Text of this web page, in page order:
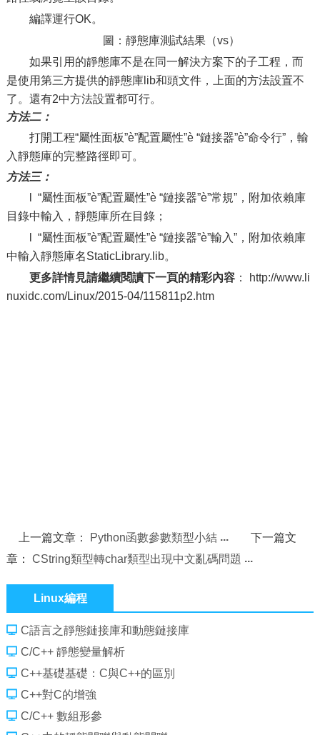
編譯運行OK。
圖：靜態庫測試結果（vs）
如果引用的靜態庫不是在同一解決方案下的子工程，而
是使用第三方提供的靜態庫lib和頭文件，上面的方法設置不
了。還有2中方法設置都可行。
方法二：
打開工程“屬性面板”è”配置屬性”è “鏈接器”è”命令行”，輸
入靜態庫的完整路徑即可。
方法三：
l “屬性面板”è”配置屬性”è “鏈接器”è”常規”，附加依賴庫
目錄中輸入，靜態庫所在目錄；
l “屬性面板”è”配置屬性”è “鏈接器”è”輸入”，附加依賴庫
中輸入靜態庫名StaticLibrary.lib。
更多詳情見請繼續閱讀下一頁的精彩內容： http://www.li
nuxidc.com/Linux/2015-04/115811p2.htm
上一篇文章： Python函數參數類型小結
下一篇文
章： CString類型轉char類型出現中文亂碼問題
Linux編程
C語言之靜態鏈接庫和動態鏈接庫
C/C++ 靜態變量解析
C++基礎基礎：C與C++的區別
C++對C的增強
C/C++ 數組形參